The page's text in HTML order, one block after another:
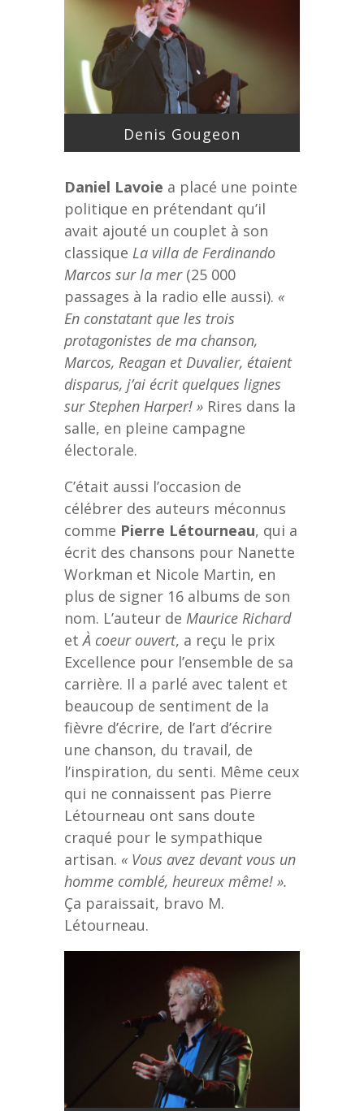
Denis Gougeon
Daniel Lavoie a placé une pointe
politique en prétendant qu’il
avait ajouté un couplet à son
classique La villa de Ferdinando
Marcos sur la mer(25 000
passages à la radio elle aussi). «
En constatant que les trois
protagonistes de ma chanson,
Marcos, Reagan et Duvalier, étaient
disparus, j’ai écrit quelques lignes
sur Stephen Harper! » Rires dans la
salle, en pleine campagne
électorale.
C’était aussi l’occasion de
célébrer des auteurs méconnus
comme Pierre Létourneau, qui a
écrit des chansons pour Nanette
Workman et Nicole Martin, en
plus de signer 16 albums de son
nom. L’auteur de Maurice Richard
et À coeur ouvert, a reçu le prix
Excellence pour l’ensemble de sa
carrière. Il a parlé avec talent et
beaucoup de sentiment de la
fièvre d’écrire, de l’art d’écrire
une chanson, du travail, de
l’inspiration, du senti. Même ceux
qui ne connaissent pas Pierre
Létourneau ont sans doute
craqué pour le sympathique
artisan. « Vous avez devant vous un
homme comblé, heureux même! ».
Ça paraissait, bravo M.
Létourneau.